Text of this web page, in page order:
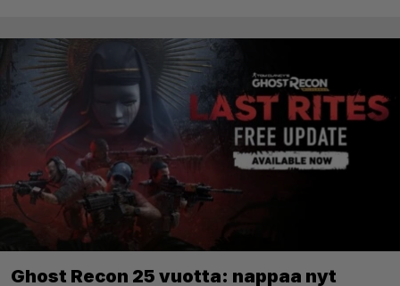
Ghost Recon 25 vuotta: nappaa nyt